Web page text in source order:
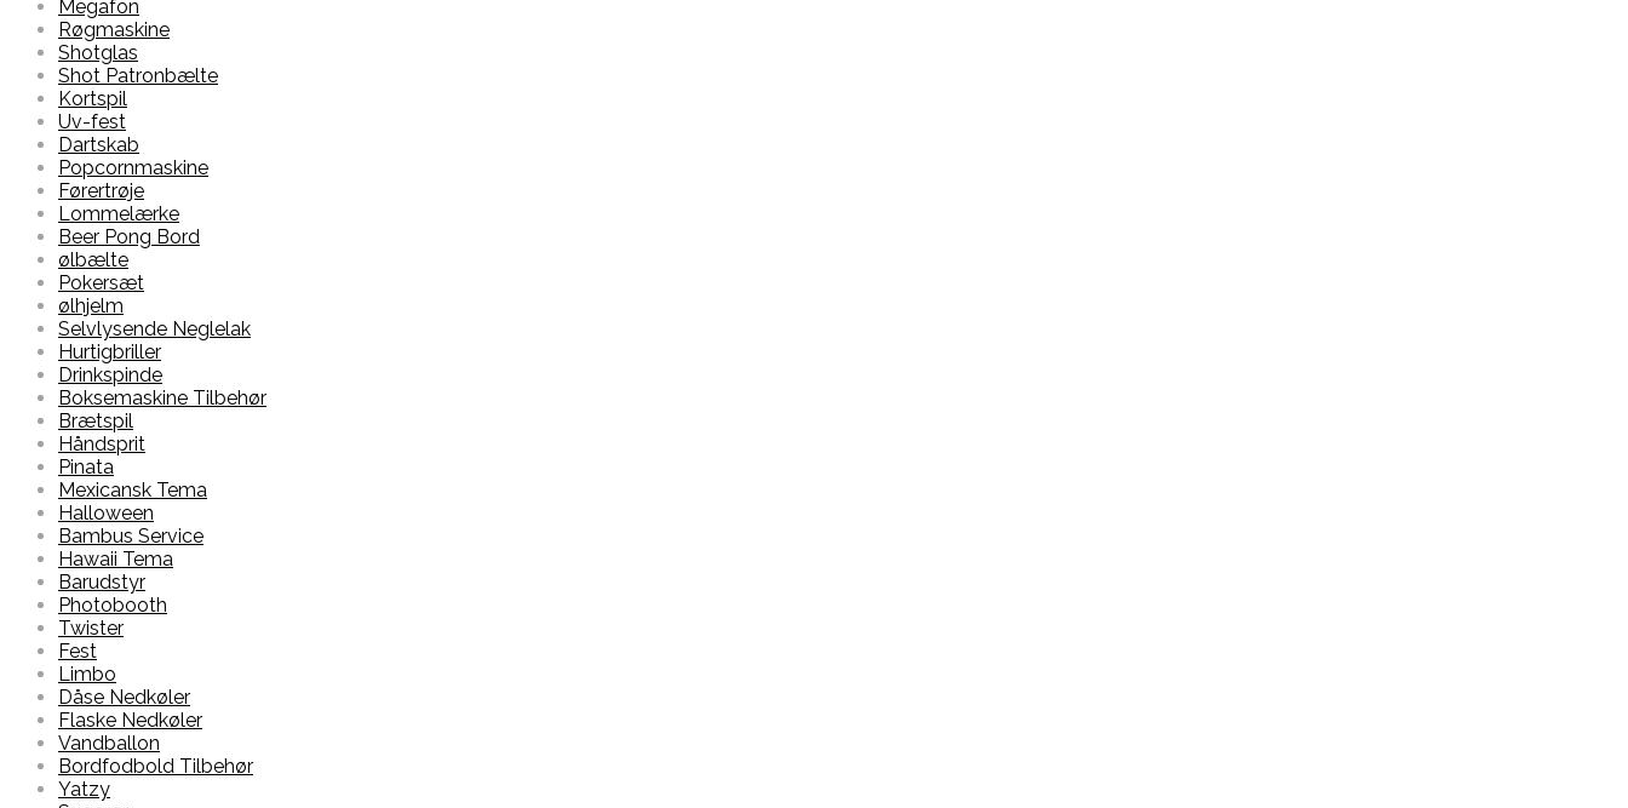
Megafon
Røgmaskine
Shotglas
Shot Patronbælte
Kortspil
Uv-fest
Dartskab
Popcornmaskine
Førertrøje
Lommelærke
Beer Pong Bord
ølbælte
Pokersæt
ølhjelm
Selvlysende Neglelak
Hurtigbriller
Drinkspinde
Boksemaskine Tilbehør
Brætspil
Håndsprit
Pinata
Mexicansk Tema
Halloween
Bambus Service
Hawaii Tema
Barudstyr
Photobooth
Twister
Fest
Limbo
Dåse Nedkøler
Flaske Nedkøler
Vandballon
Bordfodbold Tilbehør
Yatzy